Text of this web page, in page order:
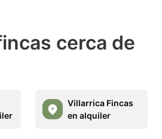
cerca de
Villarrica Fincas
en alquiler